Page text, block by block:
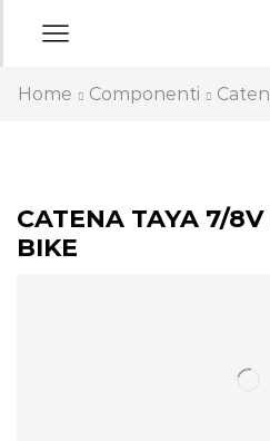
Home Componenti
CATENA TAYA 7/8V
BIKE